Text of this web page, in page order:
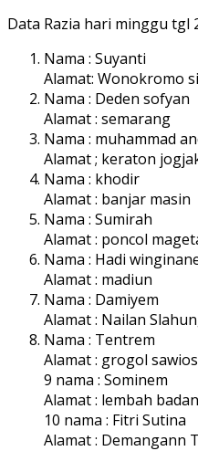
Data Razia hari minggu tgl
Nama : Suyanti
Alamat: Wonokromo
Nama : Deden sofyan
Alamat : semarang
Nama : muhammad
Alamat ; keraton
Nama : khodir
Alamat : banjar masin
Nama : Sumirah
Alamat : poncol
Nama : Hadi
Alamat : madiun
Nama : Damiyem
Alamat : Nailan
Nama : Tentrem
Alamat : grogol sawios
9 nama : Sominem
Alamat : lembah badan
10 nama : Fitri Sutina
Alamat : Demangann